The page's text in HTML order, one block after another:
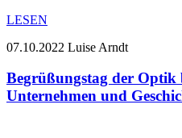
LESEN
07.10.2022 Luise Arndt
Begrüßungstag der Optik
Unternehmen und